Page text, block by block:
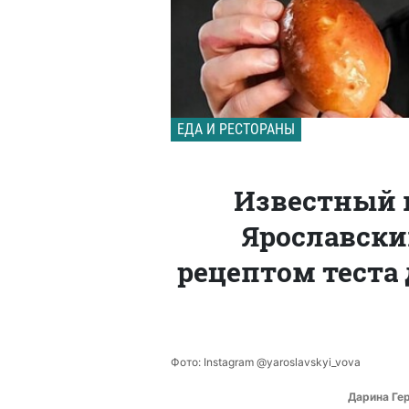
ЕДА И РЕСТОРАНЫ
Известный
рецептом
Фото: Instagram @yaroslavskyi_vova
Дарина